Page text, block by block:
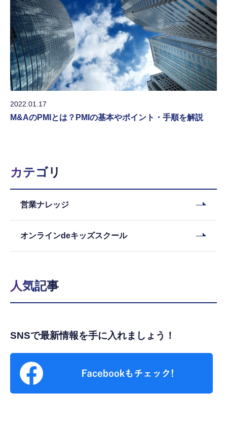
2022.01.17
M&AのPMIとは？PMIの基本やポイント・手順を解説
カテゴリ
営業ナレッジ
オンラインdeキッズスクール
人気記事
SNSで最新情報を手に入れましょう！